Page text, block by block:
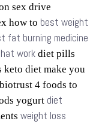
sex drive
how to best weight
fat burning medicine
work diet pills
keto diet make you
biotrust 4 foods to
yogurt diet
weight loss